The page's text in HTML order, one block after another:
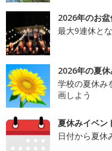
2026年のお
最大9連休と
2026年の夏
学校の夏休み
画しよう
夏休みイベン
日付から夏休